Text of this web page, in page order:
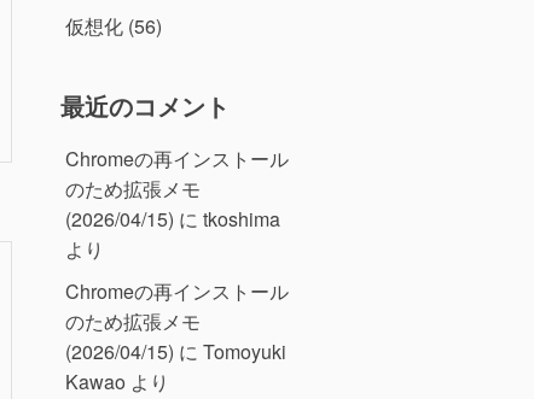
仮想化 (56)
最近のコメント
Chromeの再インストール
のため拡張メモ
(2026/04/15) に tkoshima
より
Chromeの再インストール
のため拡張メモ
(2026/04/15) に Tomoyuki
Kawao より